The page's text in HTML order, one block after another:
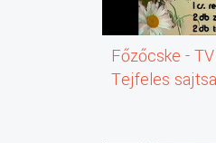
a Fővárosi
Andrea azt, hogy
mindenki tudja rólad,
nem véletlenül kerültél
idei nyáron Bécsbe is.
Főzőcske -
Tejfeles